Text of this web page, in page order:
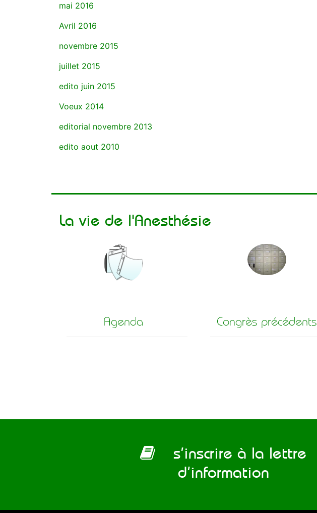
mai 2016
Avril 2016
novembre 2015
juillet 2015
edito juin 2015
Voeux 2014
editorial novembre 2013
edito aout 2010
La vie de l'Anesthésie
Agenda Congrès précédents
s’inscrire à la lettre
d’information